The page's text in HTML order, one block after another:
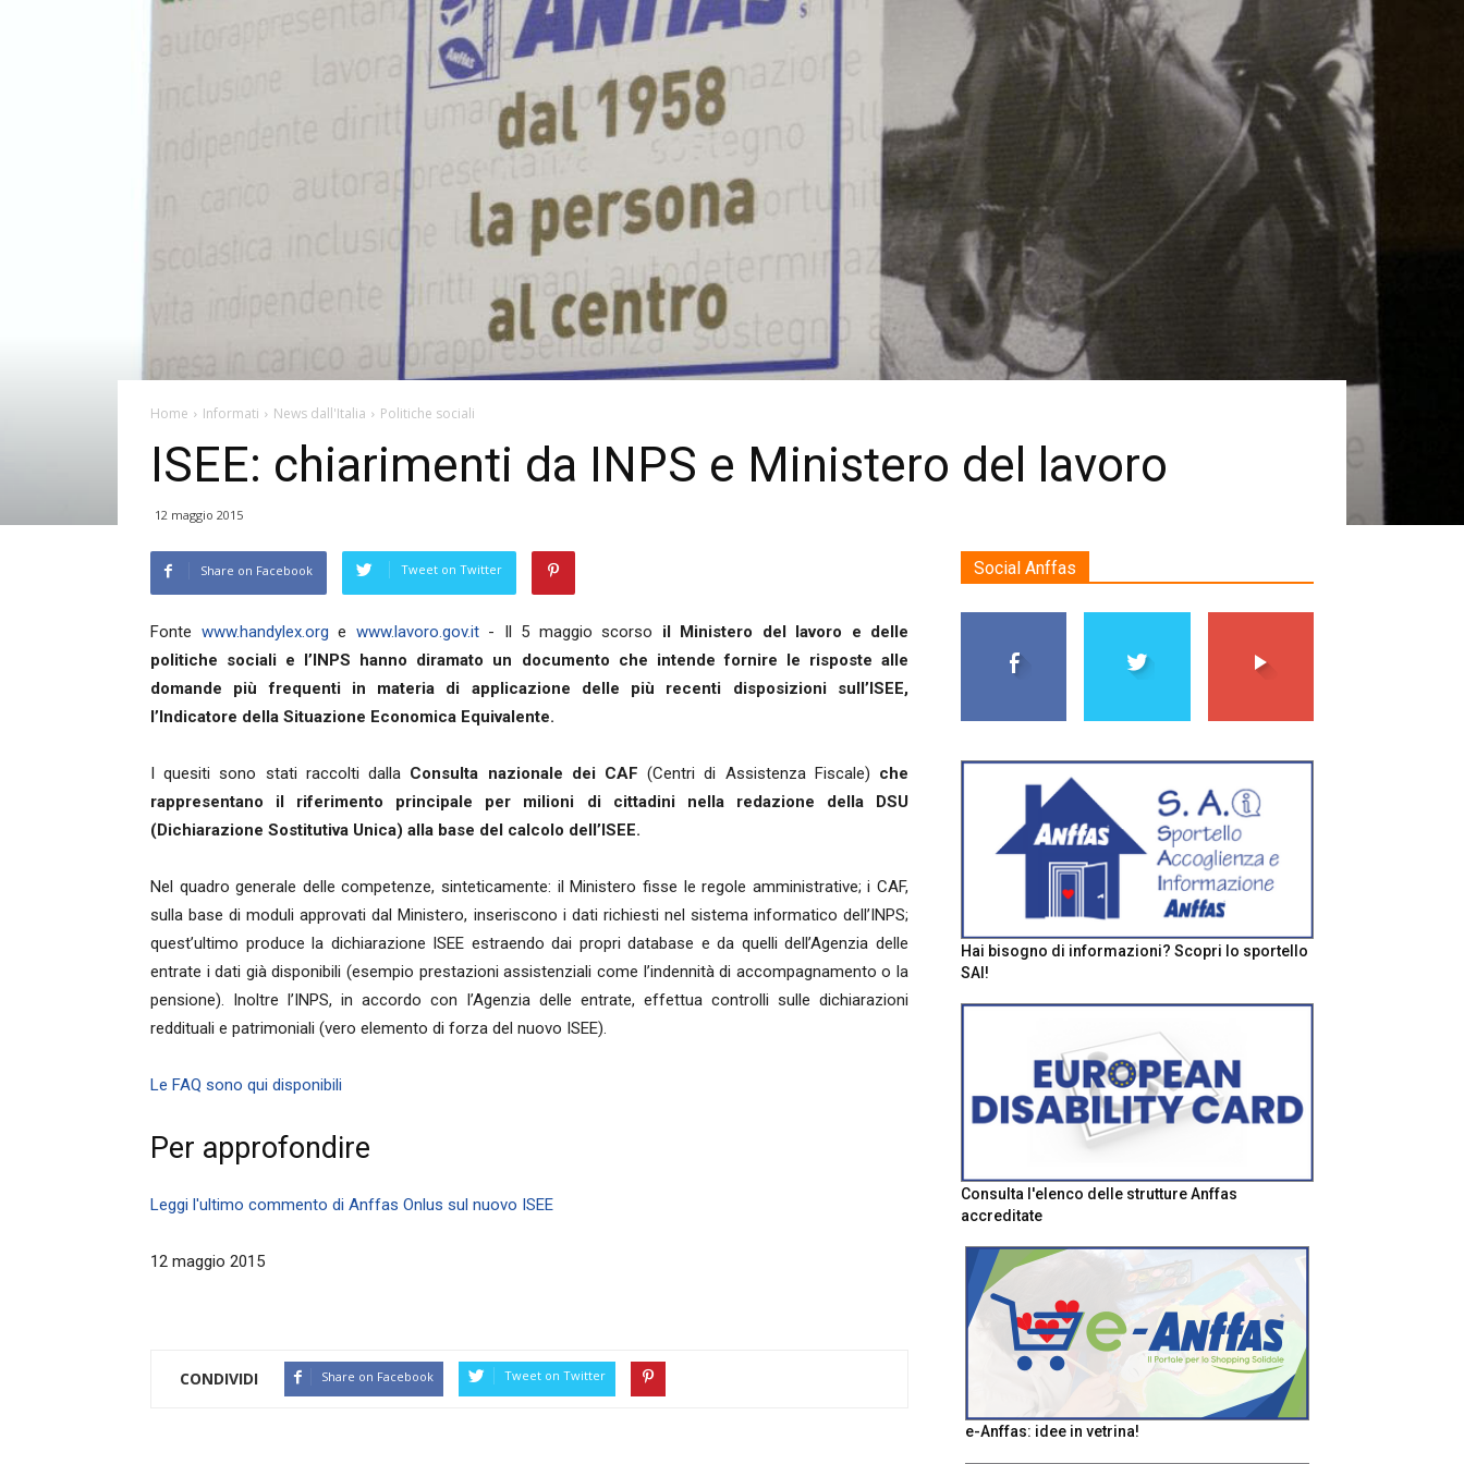
Home Informati News dall'Italia Politiche sociali
ISEE: chiarimenti da INPS e Ministero del lavoro
12 maggio 2015
Share on Facebook Tweet on Twitter
Fonte www.handylex.org e www.lavoro.gov.it- Il 5 maggio scorso il Ministero del lavoro e delle
politiche sociali e l’INPS hanno diramato un documento che intende fornire le risposte alle
domande più frequenti in materia di applicazione delle più recenti disposizioni sull’ISEE,
l’Indicatore della Situazione Economica Equivalente.
I quesiti sono stati raccolti dalla Consulta nazionale dei CAF(Centri di Assistenza Fiscale) che
rappresentano il riferimento principale per milioni di cittadini nella redazione della DSU
(Dichiarazione Sostitutiva Unica) alla base del calcolo dell’ISEE.
Nel quadro generale delle competenze, sinteticamente: il Ministero fisse le regole amministrative; i CAF,
sulla base di moduli approvati dal Ministero, inseriscono i dati richiesti nel sistema informatico dell’INPS;
quest’ultimo produce la dichiarazione ISEE estraendo dai propri database e da quelli dell’Agenzia delle
entrate i dati già disponibili (esempio prestazioni assistenziali come l’indennità di accompagnamento o la
pensione). Inoltre l’INPS, in accordo con l’Agenzia delle entrate, effettua controlli sulle dichiarazioni
reddituali e patrimoniali (vero elemento di forza del nuovo ISEE).
Le FAQ sono qui disponibili
Per approfondire
Leggi l'ultimo commento di Anffas Onlus sul nuovo ISEE
12 maggio 2015
CONDIVIDI Share on Facebook Tweet on Twitter
Social Anffas
Hai bisogno di informazioni? Scopri lo sportello
SAI!
Consulta l'elenco delle strutture Anffas
accreditate
e-Anffas: idee in vetrina!